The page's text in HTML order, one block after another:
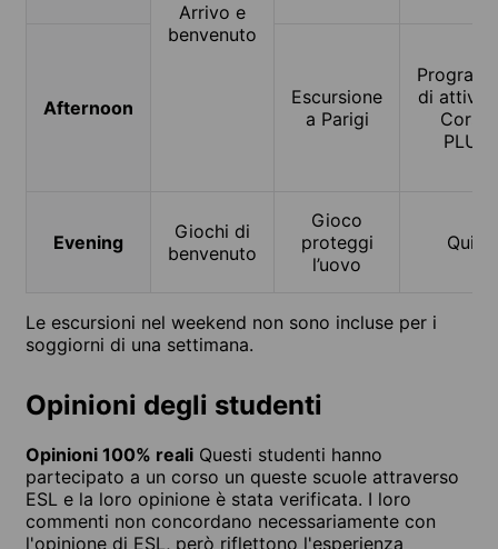
Arrivo e
benvenuto
Afternoon
Escursione
a Parigi
di
Corso
PLUS
Evening
Giochi di
benvenuto
Gioco
proteggi
l’uovo
Quiz
Le escursioni nel weekend non sono incluse per i
soggiorni di una settimana.
Opinioni degli studenti
Opinioni 100% reali Questi studenti hanno
partecipato a un corso un queste scuole attraverso
ESL e la loro opinione è stata verificata. I loro
commenti non concordano necessariamente con
l'opinione di ESL, però riflettono l'esperienza